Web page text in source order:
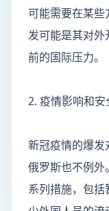
可能需要在某
发可能是其对外
前的国际压力。
2. 疫情影响和安
新冠疫情的爆发
俄罗斯也不例
系列措施，包